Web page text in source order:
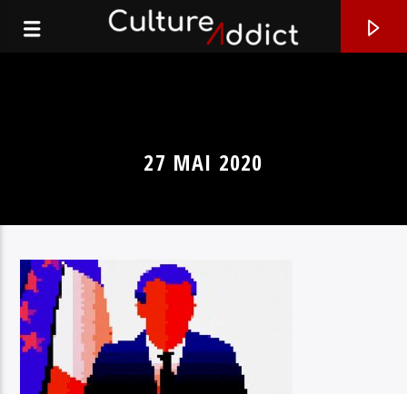
EN CE MOMENT
I FORGET (I’M SO YOUNG)
27 MAI 2020